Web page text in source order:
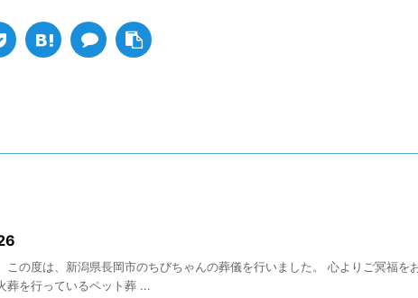
の度は、新潟県長岡市のちびちゃんの葬儀を行いました。 心よりご冥福を
葬を行っているペット葬 ...